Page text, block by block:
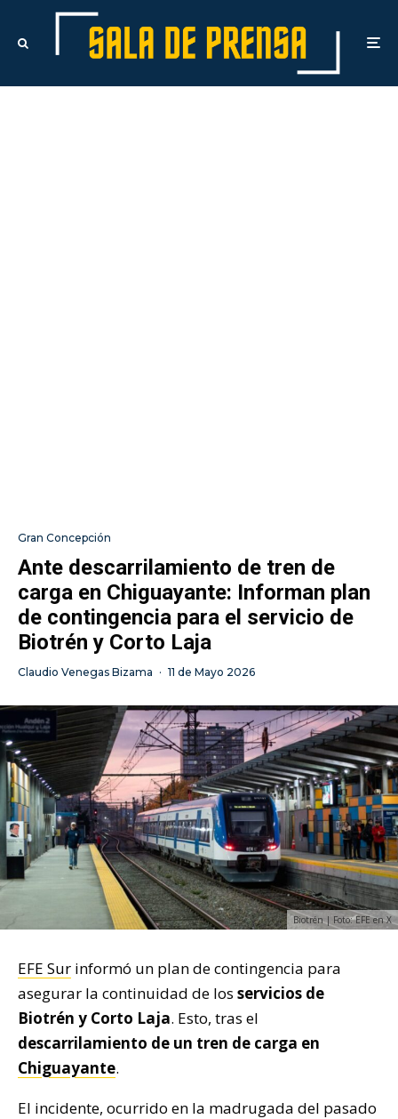
Gran Concepción
Ante descarrilamiento de tren de
carga en Chiguayante: Informan plan
de contingencia para el servicio de
Biotrén y Corto Laja
Claudio Venegas Bizama · 11 de Mayo 2026
Biotrén | Foto: EFE en X
EFE Sur informó un plan de contingencia para
asegurar la continuidad de los servicios de
Biotrén y Corto Laja. Esto, tras el
descarrilamiento de un tren de carga en
Chiguayante.
El incidente, ocurrido en la madrugada del pasado